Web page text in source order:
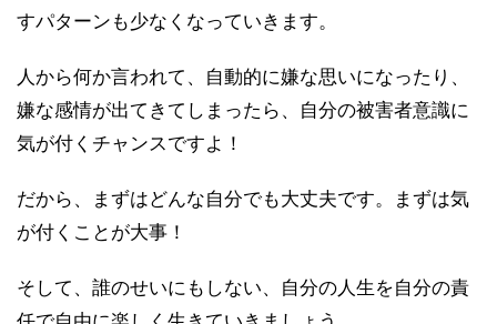
すパターンも少なくなっていきます。
人から何か言われて、自動的に嫌な思いになったり、
嫌な感情が出てきてしまったら、自分の被害者意識に
気が付くチャンスですよ！
だから、まずはどんな自分でも大丈夫です。まずは気
が付くことが大事！
そして、誰のせいにもしない、自分の人生を自分の責